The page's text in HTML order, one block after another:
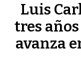
Luis
tres
avanza